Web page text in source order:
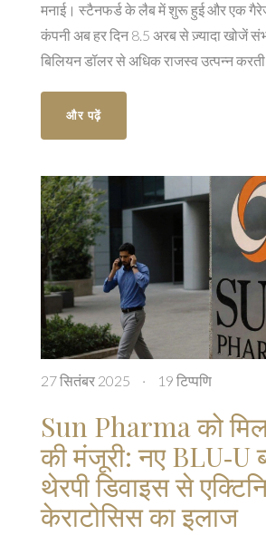
मनाई। स्टैनफर्ड के लैब में शुरू हुई और एक
कंपनी अब हर दिन 8.5 अरब से ज़्यादा खोजें
बिलियन डॉलर से अधिक राजस्व उत्पन्न
चुनौतियों को देखेंगे।
और पढ़ें
27 सितंबर 2025 · 19 टिप्पणि
Sun Pharma को
की मंजूरी: नए BLU‑U
थेरपी डिवाइस से
केराटोसिस का इलाज